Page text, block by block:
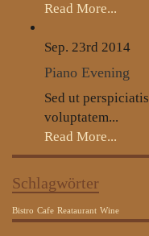
Read More...
Sep. 23rd 2014
Piano Evening
Sed ut
voluptatem...
Read More...
Schlagwörter
Bistro Cafe Reataurant Wine